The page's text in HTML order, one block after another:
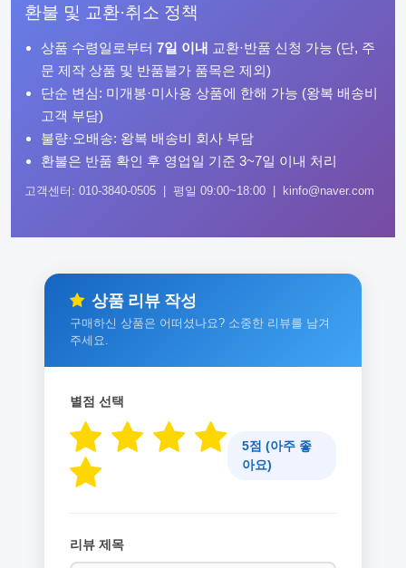
환불 및 교환·취소 정책
상품 수령일로부터 7일 이내 교환·반품 신청 가능 (단, 주
문 제작 상품 및 반품불가 품목은 제외)
단순 변심: 미개봉·미사용 상품에 한해 가능 (왕복 배송비
고객 부담)
불량·오배송: 왕복 배송비 회사 부담
환불은 반품 확인 후 영업일 기준 3~7일 이내 처리
고객센터: 010-3840-0505 | 평일 09:00~18:00 | kinfo@naver.com
상품 리뷰 작성
구매하신 상품은 어떠셨나요? 소중한 리뷰를 남겨
주세요.
별점 선택
5점 (아주 좋
아요)
리뷰 제목